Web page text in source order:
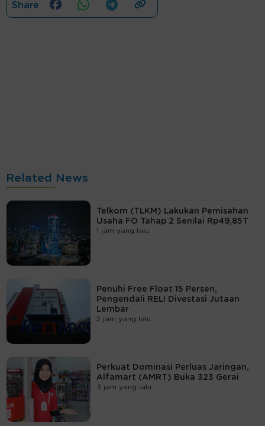
Share
Related News
Telkom (TLKM) Lakukan Pemisahan
Usaha FO Tahap 2 Senilai Rp49,85T
1 jam yang lalu
Penuhi Free Float 15 Persen,
Pengendali RELI Divestasi Jutaan
Lembar
2 jam yang lalu
Perkuat Dominasi Perluas Jaringan,
Alfamart (AMRT) Buka 323 Gerai
3 jam yang lalu